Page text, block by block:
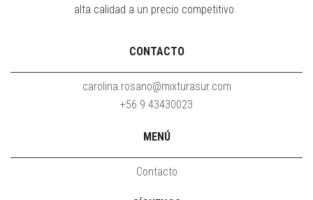
alta calidad a un precio competitivo.
CONTACTO
carolina.rosano@mixturasur.com
+56 9 43430023
MENÚ
Contacto